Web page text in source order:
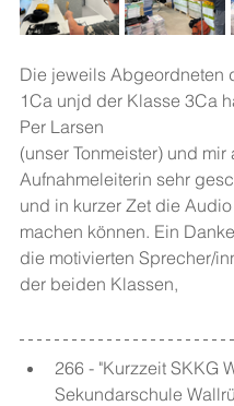
Die jeweils Abgeordneten
1Ca unjd der Klasse 3Ca
Per Larsen
(unser Tonmeister) und mir
Aufnahmeleiterin sehr
und in kurzer Zet die
machen können. Ein
die motivierten Sprecher/
der beiden Klassen,
266 - "Kurzzeit SKKG
Sekundarschule